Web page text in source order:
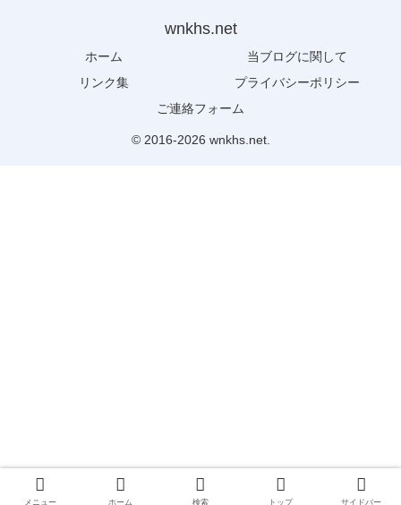
wnkhs.net
ホーム
当ブログに関して
リンク集
プライバシーポリシー
ご連絡フォーム
© 2016-2026 wnkhs.net.
メニュー ホーム 検索 トップ サイドバー